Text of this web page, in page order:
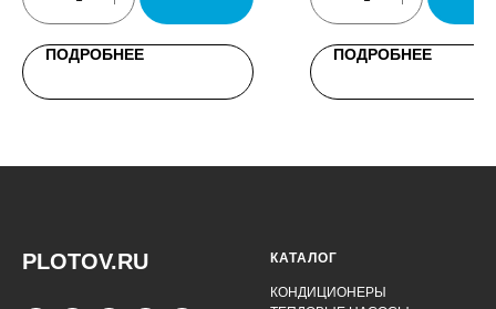
ПОДРОБНЕЕ ПОДРОБНЕЕ
PLOTOV.RU КАТАЛОГ
КОНДИЦИОНЕРЫ